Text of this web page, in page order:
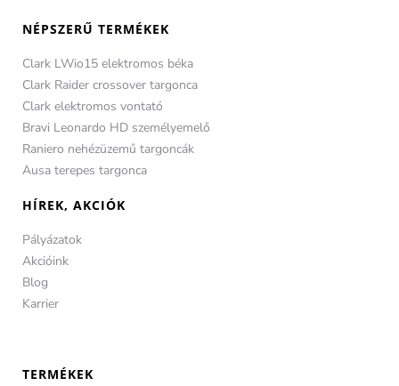
NÉPSZERŰ TERMÉKEK
Clark LWio15 elektromos béka
Clark Raider crossover targonca
Clark elektromos vontató
Bravi Leonardo HD személyemelő
Raniero nehézüzemű targoncák
Ausa terepes targonca
HÍREK, AKCIÓK
Pályázatok
Akcióink
Blog
Karrier
TERMÉKEK